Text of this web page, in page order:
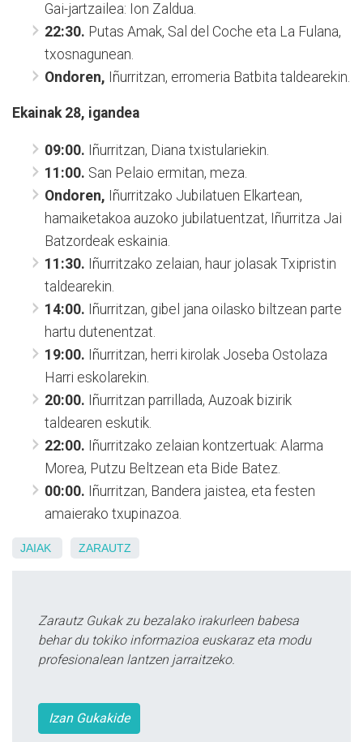
Gai-jartzailea: Ion Zaldua.
22:30. Putas Amak, Sal del Coche eta La Fulana,
txosnagunean.
Ondoren, Iñurritzan, erromeria Batbita taldearekin.
Ekainak 28, igandea
09:00. Iñurritzan, Diana txistulariekin.
11:00. San Pelaio ermitan, meza.
Ondoren, Iñurritzako Jubilatuen Elkartean,
hamaiketakoa auzoko jubilatuentzat, Iñurritza Jai
Batzordeak eskainia.
11:30. Iñurritzako zelaian, haur jolasak Txipristin
taldearekin.
14:00. Iñurritzan, gibel jana oilasko biltzean parte
hartu dutenentzat.
19:00. Iñurritzan, herri kirolak Joseba Ostolaza
Harri eskolarekin.
20:00. Iñurritzan parrillada, Auzoak bizirik
taldearen eskutik.
22:00. Iñurritzako zelaian kontzertuak: Alarma
Morea, Putzu Beltzean eta Bide Batez.
00:00. Iñurritzan, Bandera jaistea, eta festen
amaierako txupinazoa.
JAIAK ZARAUTZ
Zarautz Gukak zu bezalako irakurleen babesa
behar du tokiko informazioa euskaraz eta modu
profesionalean lantzen jarraitzeko.
Izan Gukakide